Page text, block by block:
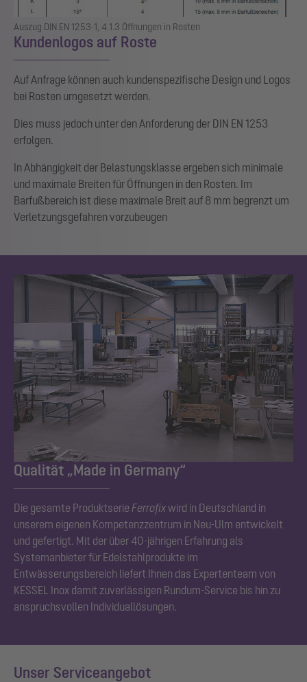
Auszug DIN EN 1253-1, 4.1.3 Öffnungen in Rosten
Kundenlogos auf Roste
Auf Anfrage können auch kundenspezifische Design und Logos
bei Rosten umgesetzt werden.
Dies muss jedoch unter den Anforderung der DIN EN 1253
erfolgen.
In Abhängigkeit der Belastungsklasse ergeben sich minimale
und maximale Breiten für Öffnungen in den Rosten. Im
Barfußbereich ist diese maximale Breit auf 8 mm begrenzt um
Verletzungsgefahren vorzubeugen
Qualität „Made in Germany“
Die gesamte Produktserie Ferrofixwird in Deutschland in
unserem eigenen Kompetenzzentrum in Neu-Ulm entwickelt
und gefertigt. Mit der über 40-jährigen Erfahrung als
Systemanbieter für Edelstahlprodukte im
Entwässerungsbereich liefert Ihnen das Expertenteam von
KESSEL Inox damit zuverlässigen Rundum-Service bis hin zu
anspruchsvollen Individuallösungen.
Unser Serviceangebot